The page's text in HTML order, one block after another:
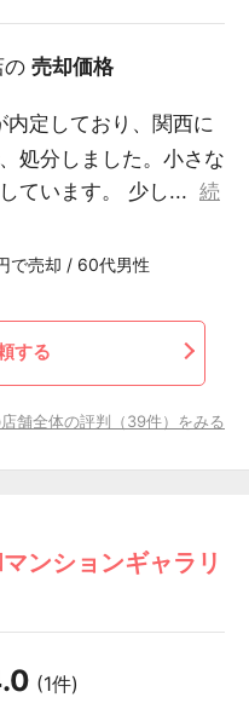
の 売却価格
定しており、関西に
処分しました。小さな
ています。 少し... 続
で売却 / 60代男性
する
舗全体の評判（39件）をみる
ンションギャラリ
(1件)